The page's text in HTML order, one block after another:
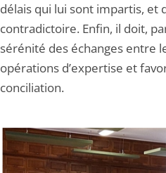
délais qui lui sont impartis, et
contradictoire. Enfin, il doit,
sérénité des échanges entre
opérations d’expertise et
conciliation.